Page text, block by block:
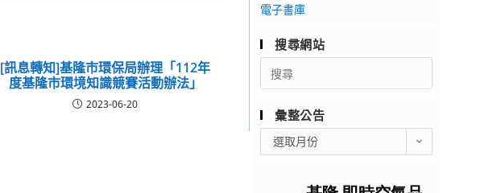
[訊息轉知]基隆市環保局辦理「112年
度基隆市環境知識競賽活動辦法」
2023-06-20
電子書庫
搜尋網站
Search
for:
彙整公告
整
選取月份